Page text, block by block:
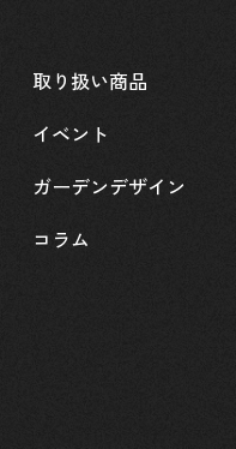
取り扱い商品
イベント
ガーデンデザイン
コラム